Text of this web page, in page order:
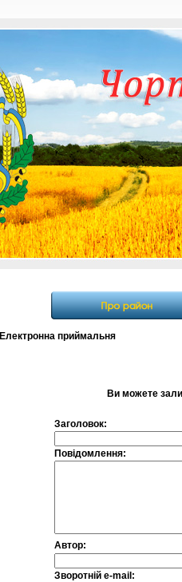
Електронна приймальня
Ви можете
Заголовок:
Повідомлення:
Автор:
Зворотній e-mail: